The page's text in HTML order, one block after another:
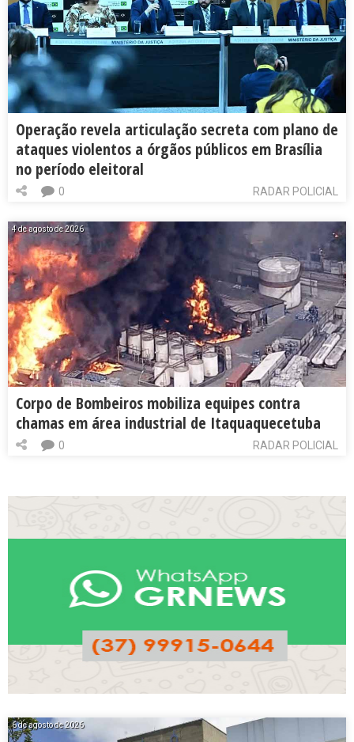
Operação revela articulação secreta com plano de
ataques violentos a órgãos públicos em Brasília
no período eleitoral
RADAR POLICIAL
0
4 de agosto de 2026
Corpo de Bombeiros mobiliza equipes contra
chamas em área industrial de Itaquaquecetuba
RADAR POLICIAL
0
6 de agosto de 2026